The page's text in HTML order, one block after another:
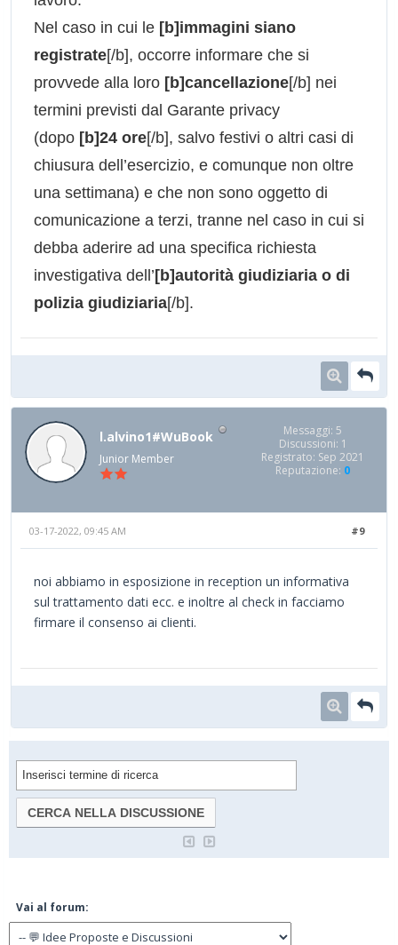
Nel caso in cui le [b]immagini siano
registrate[/b], occorre informare che si
provvede alla loro [b]cancellazione[/b] nei
termini previsti dal Garante privacy
(dopo [b]24 ore[/b], salvo festivi o altri casi di
chiusura dell’esercizio, e comunque non oltre
una settimana) e che non sono oggetto di
comunicazione a terzi, tranne nel caso in cui si
debba aderire ad una specifica richiesta
investigativa dell’[b]autorità giudiziaria o di
polizia giudiziaria[/b].
l.alvino1#WuBook
Junior Member
Messaggi: 5
Discussioni: 1
Registrato: Sep 2021
Reputazione: 0
#9
03-17-2022, 09:45 AM
noi abbiamo in esposizione in reception un informativa
sul trattamento dati ecc. e inoltre al check in facciamo
firmare il consenso ai clienti.
Vai al forum: